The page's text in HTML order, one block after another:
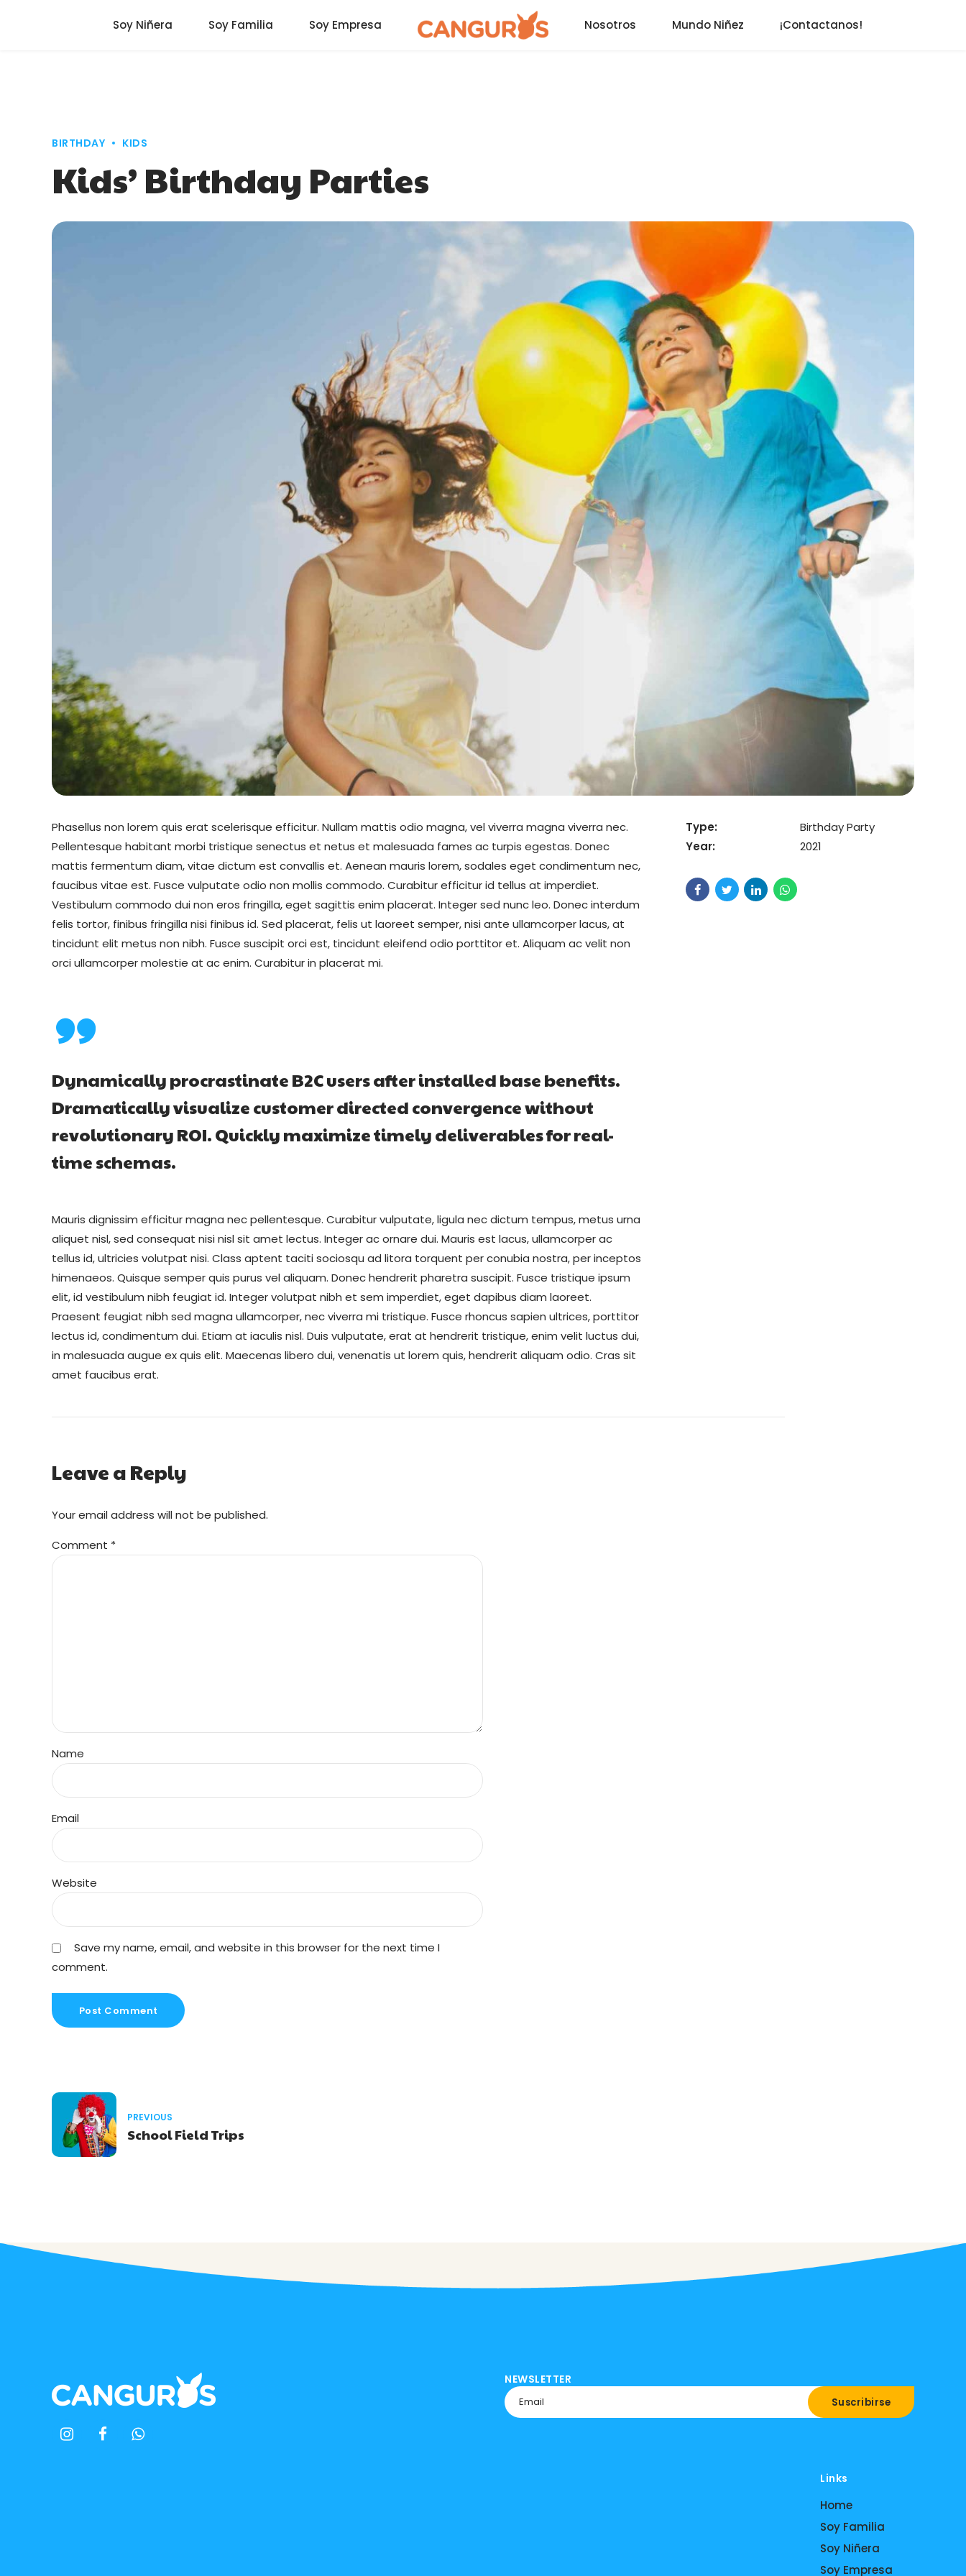
Soy Niñera Soy Familia Soy Empresa Nosotros Mundo Niñez ¡Contactanos!
BIRTHDAY KIDS
Kids’ Birthday Parties
Phasellus non lorem quis erat scelerisque efficitur. Nullam mattis odio magna, vel viverra magna viverra nec.
Pellentesque habitant morbi tristique senectus et netus et malesuada fames ac turpis egestas. Donec
mattis fermentum diam, vitae dictum est convallis et. Aenean mauris lorem, sodales eget condimentum nec,
faucibus vitae est. Fusce vulputate odio non mollis commodo. Curabitur efficitur id tellus at imperdiet.
Vestibulum commodo dui non eros fringilla, eget sagittis enim placerat. Integer sed nunc leo. Donec interdum
felis tortor, finibus fringilla nisi finibus id. Sed placerat, felis ut laoreet semper, nisi ante ullamcorper lacus, at
tincidunt elit metus non nibh. Fusce suscipit orci est, tincidunt eleifend odio porttitor et. Aliquam ac velit non
orci ullamcorper molestie at ac enim. Curabitur in placerat mi.
Dynamically procrastinate B2C users after installed base benefits.
Dramatically visualize customer directed convergence without
revolutionary ROI. Quickly maximize timely deliverables for real-
time schemas.
Mauris dignissim efficitur magna nec pellentesque. Curabitur vulputate, ligula nec dictum tempus, metus urna
aliquet nisl, sed consequat nisi nisl sit amet lectus. Integer ac ornare dui. Mauris est lacus, ullamcorper ac
tellus id, ultricies volutpat nisi. Class aptent taciti sociosqu ad litora torquent per conubia nostra, per inceptos
himenaeos. Quisque semper quis purus vel aliquam. Donec hendrerit pharetra suscipit. Fusce tristique ipsum
elit, id vestibulum nibh feugiat id. Integer volutpat nibh et sem imperdiet, eget dapibus diam laoreet.
Praesent feugiat nibh sed magna ullamcorper, nec viverra mi tristique. Fusce rhoncus sapien ultrices, porttitor
lectus id, condimentum dui. Etiam at iaculis nisl. Duis vulputate, erat at hendrerit tristique, enim velit luctus dui,
in malesuada augue ex quis elit. Maecenas libero dui, venenatis ut lorem quis, hendrerit aliquam odio. Cras sit
amet faucibus erat.
Type:
Birthday Party
Year:
2021
Leave a Reply
Your email address will not be published.
Comment *
Name
Email
Website
Save my name, email, and website in this browser for the next time I
comment.
Post Comment
PREVIOUS
School Field Trips
NEWSLETTER
Links
Home
Soy Familia
Soy Niñera
Soy Empresa